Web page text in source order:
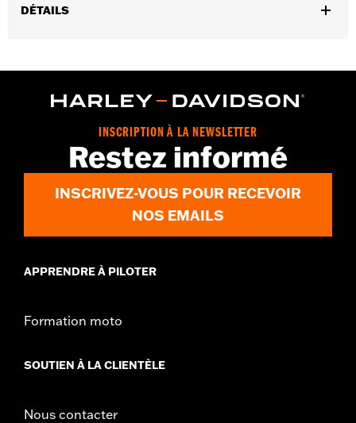
DÉTAILS
Vendu à l'unité:Chaque
Polycarbonate à revêtement dur
15.78 Inches
Dans la boîte:Pare-brise complet avec tout le matériel de
Hauteur du pare-brise au-dessus du phare:13.58
Hauteur totale du pare-brise:15.66
INSCRIPTION À LA NEWSLETTER
Restez informé
INSCRIVEZ-VOUS POUR RECEVOIR
NOS EMAILS
APPRENDRE À PILOTER
Formation moto
SOUTIEN À LA CLIENTÈLE
Nous contacter